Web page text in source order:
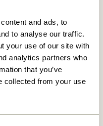
and ads, to
to analyse our traffic.
your use of our site with
analytics partners who
that you’ve
collected from your use